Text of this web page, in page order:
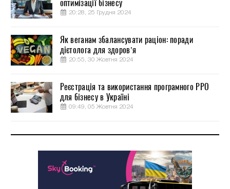
оптимізації бізнесу
20:28, 25 Грудня 2024
Як веганам збалансувати раціон: поради
дієтолога для здоров’я
20:55, 30 Жовтня 2024
Реєстрація та використання програмного РРО
для бізнесу в Україні
09:49, 05 Жовтня 2024